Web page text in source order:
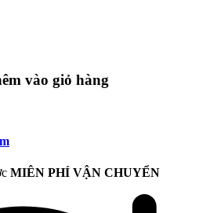
vào giỏ hàng
MIÊN PHÍ VẬN CHUYỂN